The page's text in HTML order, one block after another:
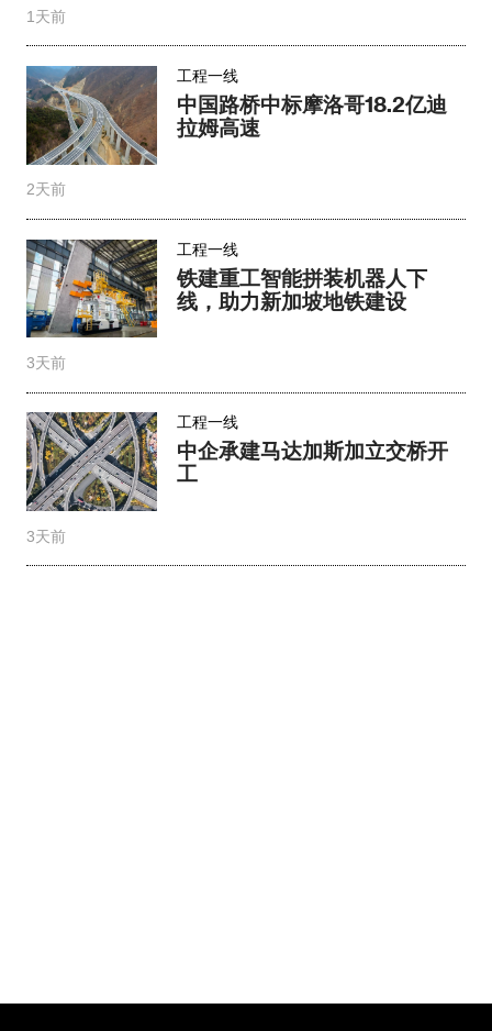
1天前
工程一线
中国路桥中标摩洛哥18.2亿迪
拉姆高速
2天前
工程一线
铁建重工智能拼装机器人下
线，助力新加坡地铁建设
3天前
工程一线
中企承建马达加斯加立交桥开
工
3天前